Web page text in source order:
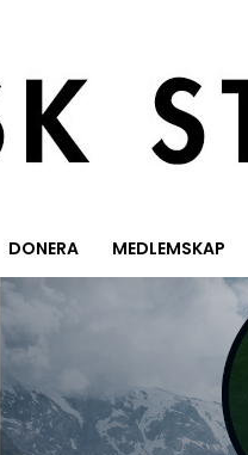
DONERA MEDLEMSKAP